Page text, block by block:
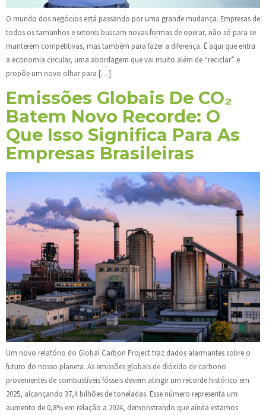
O mundo dos negócios está passando por uma grande mudança. Empresas de
todos os tamanhos e setores buscam novas formas de operar, não só para se
manterem competitivas, mas também para fazer a diferença. É aqui que entra
a economia circular, uma abordagem que vai muito além de “reciclar” e
propõe um novo olhar para […]
Emissões Globais De CO₂
Batem Novo Recorde: O
Que Isso Significa Para As
Empresas Brasileiras
Um novo relatório do Global Carbon Project traz dados alarmantes sobre o
futuro do nosso planeta. As emissões globais de dióxido de carbono
provenientes de combustíveis fósseis devem atingir um recorde histórico em
2025, alcançando 37,4 bilhões de toneladas. Esse número representa um
aumento de 0,8% em relação a 2024, demonstrando que ainda estamos